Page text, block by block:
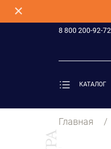
✕
8 800 200-92-72
КАТАЛОГ
Главная